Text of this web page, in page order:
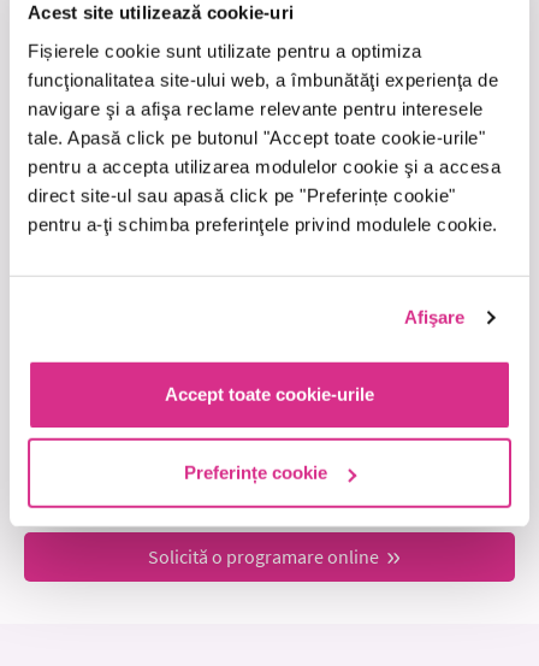
Acest site utilizează cookie-uri
Fișierele cookie sunt utilizate pentru a optimiza
funcţionalitatea site-ului web, a îmbunătăţi experienţa de
navigare şi a afişa reclame relevante pentru interesele
tale. Apasă click pe butonul "Accept toate cookie-urile"
pentru a accepta utilizarea modulelor cookie şi a accesa
direct site-ul sau apasă click pe "Preferințe cookie"
pentru a-ţi schimba preferinţele privind modulele cookie.
Afişare
Accept toate cookie-urile
Preferințe cookie
Medicii care realizează această
procedură
Draganita Ana Maria
Solicită o programare online